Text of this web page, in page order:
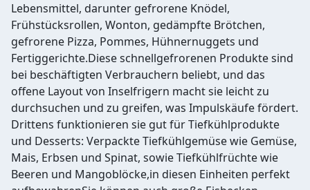
Lebensmittel, darunter gefrorene Knödel,
Frühstücksrollen, Wonton, gedämpfte Brötchen,
gefrorene Pizza, Pommes, Hühnernuggets und
Fertiggerichte.Diese schnellgefrorenen Produkte sind
bei beschäftigten Verbrauchern beliebt, und das
offene Layout von Inselfrigern macht sie leicht zu
durchsuchen und zu greifen, was Impulskäufe fördert.
Drittens funktionieren sie gut für Tiefkühlprodukte
und Desserts: Verpackte Tiefkühlgemüse wie Gemüse,
Mais, Erbsen und Spinat, sowie Tiefkühlfrüchte wie
Beeren und Mangoblöcke,in diesen Einheiten perfekt